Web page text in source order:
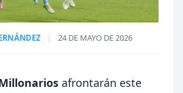
| 24 DE MAYO DE 2026
afrontarán este